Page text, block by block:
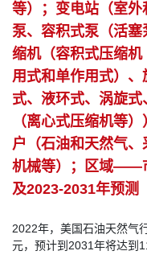
等）；变电站（室
泵、容积式泵（活
缩机（容积式压缩
用式和单作用式）
式、液环式、涡旋
（离心式压缩机等
户（石油和天然气
机械等）；区域——
及2023-2031年预测
2022年，美国石油天然气
元，预计到2031年将达到